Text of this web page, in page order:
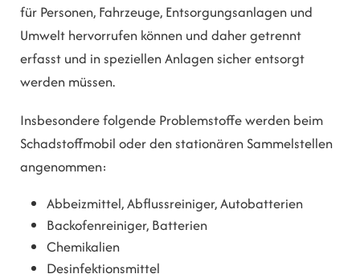
für Personen, Fahrzeuge, Entsorgungsanlagen und
Umwelt hervorrufen können und daher getrennt
erfasst und in speziellen Anlagen sicher entsorgt
werden müssen.
Insbesondere folgende Problemstoffe werden beim
Schadstoffmobil oder den stationären Sammelstellen
angenommen:
Abbeizmittel, Abflussreiniger, Autobatterien
Backofenreiniger, Batterien
Chemikalien
Desinfektionsmittel